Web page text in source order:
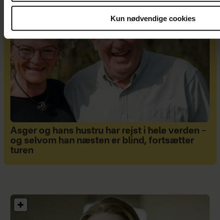
Kun nødvendige cookies
Asger og hans hustru har rejst i hele verden –
og selvom han næsten er blind, fortsætter
turen